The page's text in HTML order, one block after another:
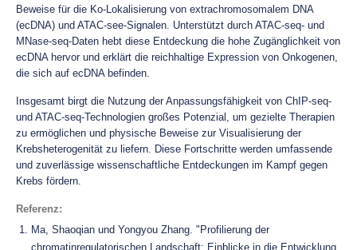
Beweise für die Ko-Lokalisierung von extrachromosomalem DNA
(ecDNA) und ATAC-see-Signalen. Unterstützt durch ATAC-seq- und
MNase-seq-Daten hebt diese Entdeckung die hohe Zugänglichkeit von
ecDNA hervor und erklärt die reichhaltige Expression von Onkogenen,
die sich auf ecDNA befinden.
Insgesamt birgt die Nutzung der Anpassungsfähigkeit von ChIP-seq-
und ATAC-seq-Technologien großes Potenzial, um gezielte Therapien
zu ermöglichen und physische Beweise zur Visualisierung der
Krebsheterogenität zu liefern. Diese Fortschritte werden umfassende
und zuverlässige wissenschaftliche Entdeckungen im Kampf gegen
Krebs fördern.
Referenz:
Ma, Shaoqian und Yongyou Zhang. "Profilierung der
chromatinregulatorischen Landschaft: Einblicke in die Entwicklung